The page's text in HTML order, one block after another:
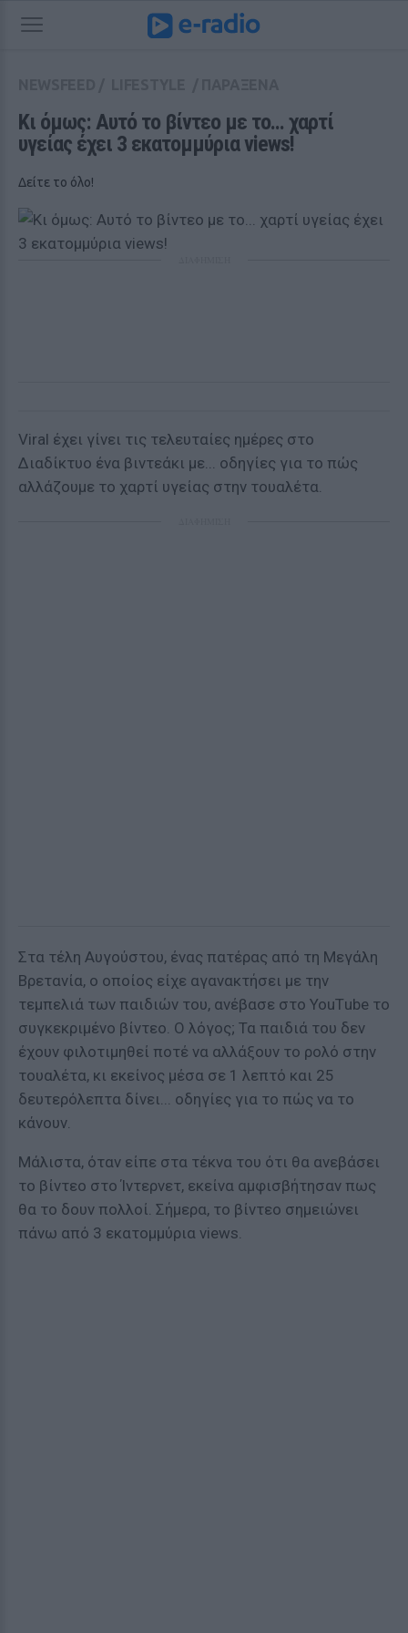
Κι όμως: Αυτό το βίντεο με το... χαρτί
υγείας έχει 3 εκατομμύρια views!
Δείτε το όλο!
Viral έχει γίνει τις τελευταίες ημέρες στο
Διαδίκτυο ένα βιντεάκι με... οδηγίες για το πώς
αλλάζουμε το χαρτί υγείας στην τουαλέτα.
Στα τέλη Αυγούστου, ένας πατέρας από τη Μεγάλη
Βρετανία, ο οποίος είχε αγανακτήσει με την
τεμπελιά των παιδιών του, ανέβασε στο YouΤube το
συγκεκριμένο βίντεο. Ο λόγος; Τα παιδιά του δεν
έχουν φιλοτιμηθεί ποτέ να αλλάξουν το ρολό στην
τουαλέτα, κι εκείνος μέσα σε 1 λεπτό και 25
δευτερόλεπτα δίνει... οδηγίες για το πώς να το
κάνουν.
Μάλιστα, όταν είπε στα τέκνα του ότι θα ανεβάσει
το βίντεο στο Ίντερνετ, εκείνα αμφισβήτησαν πως
θα το δουν πολλοί. Σήμερα, το βίντεο σημειώνει
πάνω από 3 εκατομμύρια views.